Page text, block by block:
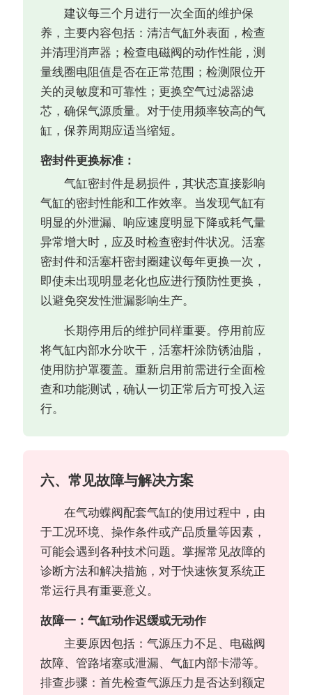
建议每三个月进行一次全面的维护保
养，主要内容包括：清洁气缸外表面，检查
并清理消声器；检查电磁阀的动作性能，测
量线圈电阻值是否在正常范围；检测限位开
关的灵敏度和可靠性；更换空气过滤器滤
芯，确保气源质量。对于使用频率较高的气
缸，保养周期应适当缩短。
密封件更换标准：
气缸密封件是易损件，其状态直接影响
气缸的密封性能和工作效率。当发现气缸有
明显的外泄漏、响应速度明显下降或耗气量
异常增大时，应及时检查密封件状况。活塞
密封件和活塞杆密封圈建议每年更换一次，
即使未出现明显老化也应进行预防性更换，
以避免突发性泄漏影响生产。
长期停用后的维护同样重要。停用前应
将气缸内部水分吹干，活塞杆涂防锈油脂，
使用防护罩覆盖。重新启用前需进行全面检
查和功能测试，确认一切正常后方可投入运
行。
六、常见故障与解决方案
在气动蝶阀配套气缸的使用过程中，由
于工况环境、操作条件或产品质量等因素，
可能会遇到各种技术问题。掌握常见故障的
诊断方法和解决措施，对于快速恢复系统正
常运行具有重要意义。
故障一：气缸动作迟缓或无动作
主要原因包括：气源压力不足、电磁阀
故障、管路堵塞或泄漏、气缸内部卡滞等。
排查步骤：首先检查气源压力是否达到额定